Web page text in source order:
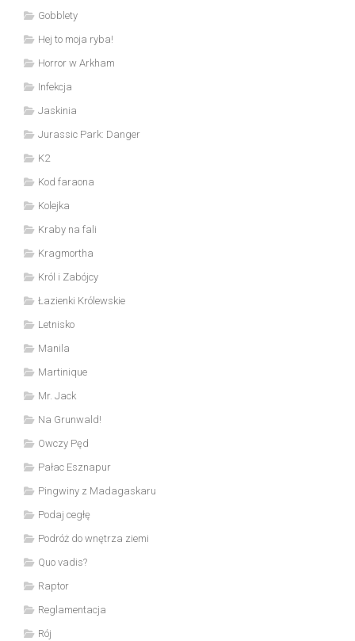
Gobblety
Hej to moja ryba!
Horror w Arkham
Infekcja
Jaskinia
Jurassic Park: Danger
K2
Kod faraona
Kolejka
Kraby na fali
Kragmortha
Król i Zabójcy
Łazienki Królewskie
Letnisko
Manila
Martinique
Mr. Jack
Na Grunwald!
Owczy Pęd
Pałac Esznapur
Pingwiny z Madagaskaru
Podaj cegłę
Podróż do wnętrza ziemi
Quo vadis?
Raptor
Reglamentacja
Rój